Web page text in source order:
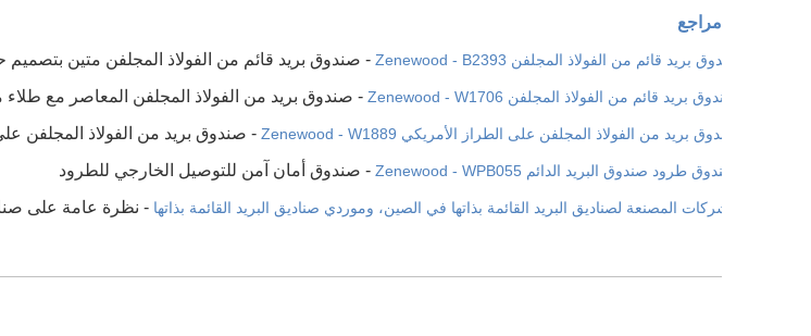
مراجع
صندوق بريد قائم من الفولاذ المجلفن Zenewood - B2393 - صندوق بريد قائم من الفولاذ المجلفن متين بتصميم
صندوق بريد قائم من الفولاذ المجلفن Zenewood - W1706 - صندوق بريد من الفولاذ المجلفن المعاصر مع
صندوق بريد من الفولاذ المجلفن على الطراز الأمريكي Zenewood - W1889 - صندوق بريد من الفولاذ المجلفن على
صندوق طرود صندوق البريد الدائم Zenewood - WPB055 - صندوق أمان آمن للتوصيل الخارجي للطرود
الشركات المصنعة لصناديق البريد القائمة بذاتها في الصين، وموردي صناديق البريد القائمة بذاتها - نظرة عامة على